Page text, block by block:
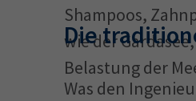
Shampoos,
wie der
Belastung der
Die
Was den